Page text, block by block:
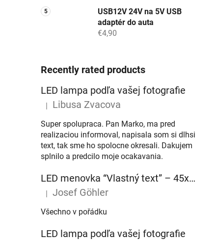
USB12V 24V na 5V USB
adaptér do auta
€4,90
Recently rated products
LED lampa podľa vašej fotografie
The product rating is 5 out of 5 stars.
Libusa Zvacova
Super spolupraca. Pan Marko, ma pred
realizaciou informoval, napisala som si dlhsi
text, tak sme ho spolocne okresali. Dakujem
splnilo a predcilo moje ocakavania.
LED menovka “Vlastný text” – 45x10cm
The product rating is 5 out of 5 stars.
Josef Göhler
Všechno v pořádku
LED lampa podľa vašej fotografie